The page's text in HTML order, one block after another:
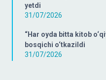
yetdi
31/07/2026
“Har oyda bitta kitob
bosqichi o‘tkazildi
31/07/2026